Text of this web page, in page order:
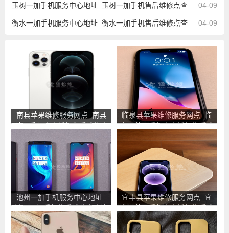
询 04-09
玉树一加手机服务中心地址_玉树一加手机售后维修点查
询 04-09
衡水一加手机服务中心地址_衡水一加手机售后维修点查
南县苹果维修服务网点_南县
苹果手机官方授权售后维修中
临泉县苹果维修服务网点_临
泉县苹果手机官方授权售后维
修中心地址电话
池州一加手机服务中心地址_
池州一加手机售后维修点查询
宜丰县苹果维修服务网点_宜
丰县苹果手机官方授权售后维
修中心地址电话